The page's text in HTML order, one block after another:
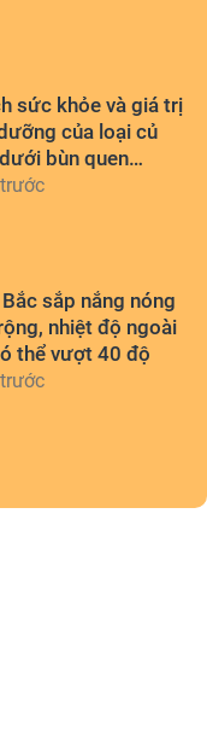
sức khỏe và giá trị
của loại củ
bùn quen
sắp nắng nóng
nhiệt độ ngoài
thể vượt 40 độ